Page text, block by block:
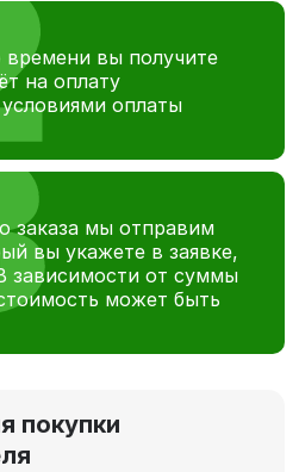
времени вы получите
на оплату
оплаты
заказа мы отправим
вы укажете в заявке,
зависимости от суммы
может быть
покупки